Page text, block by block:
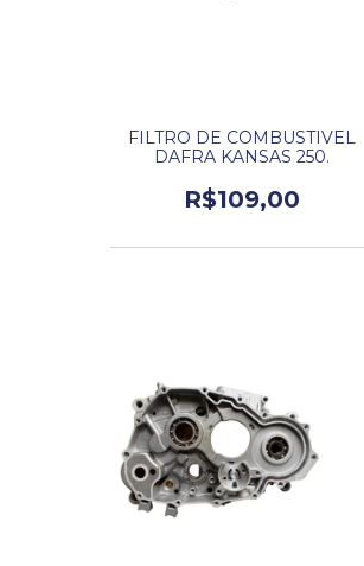
FILTRO DE COMBUSTIVEL
DAFRA KANSAS 250.
R$109,00